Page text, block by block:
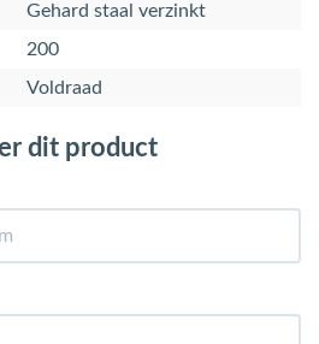
Gehard staal verzinkt
200
Voldraad
dit product